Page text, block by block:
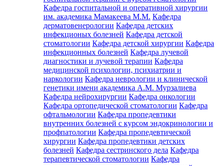
Кафедра госпитальной и оперативной хирургии
им. академика Мамакеева М.М. Кафедра
дерматовенерологии Кафедра детских
инфекционых болезней Кафедра детской
стоматологии Кафедра детской хирургии Кафедра
инфекционных болезней Кафедра лучевой
диагностики и лучевой терапии Кафедра
медицинской психологии, психиатрии и
наркологии Кафедра неврологии и клинической
генетики имени академика А.М. Мурзалиева
Кафедра нейрохирургии Кафедра онкологии
Кафедра ортопедической стоматологии Кафедра
офтальмологии Кафедра пропедевтики
внутренних болезней с курсом эндокринологии и
профпатологии Кафедра пропедевтической
хирургии Кафедра пропедевтики детских
болезней Кафедра сестринского дела Кафедра
терапевтической стоматологии Кафедра